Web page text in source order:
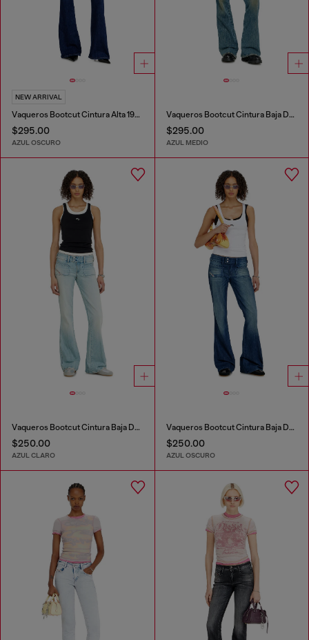
NEW ARRIVAL
Vaqueros Bootcut Cintura Alta 1973 D-Partt
$295.00
AZUL OSCURO
Vaqueros Bootcut Cintura Baja D-Hush
$295.00
AZUL MEDIO
Vaqueros Bootcut Cintura Baja D-Hush
$250.00
AZUL CLARO
Vaqueros Bootcut Cintura Baja D-Hush
$250.00
AZUL OSCURO